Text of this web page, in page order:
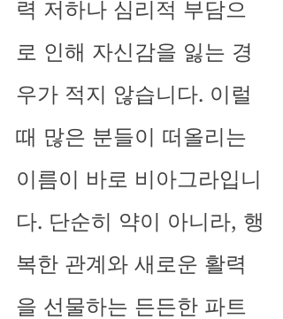
력 저하나 심리적 부담으
로 인해 자신감을 잃는 경
우가 적지 않습니다. 이럴
때 많은 분들이 떠올리는
이름이 바로 비아그라입니
다. 단순히 약이 아니라, 행
복한 관계와 새로운 활력
을 선물하는 든든한 파트